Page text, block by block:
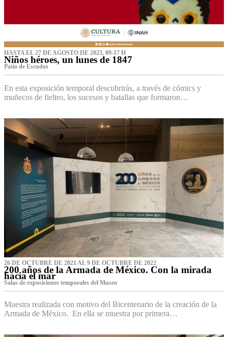
HASTA EL 27 DE AGOSTO DE 2023, 09-17 H
Niños héroes, un lunes de 1847
Patio de Escudos
En esta exposición temporal descubrirás, a través de cómics y
muñecos de fieltro, los sucesos y batallas que formaron…
26 DE OCTUBRE DE 2021 AL 9 DE OCTUBRE DE 2022
200 años de la Armada de México. Con la mirada
hacia el mar
Salas de exposiciones temporales del Museo‌
Muestra realizada con motivo del Bicentenario de la creación de la
Armada de México. En ella se muestra por primera…